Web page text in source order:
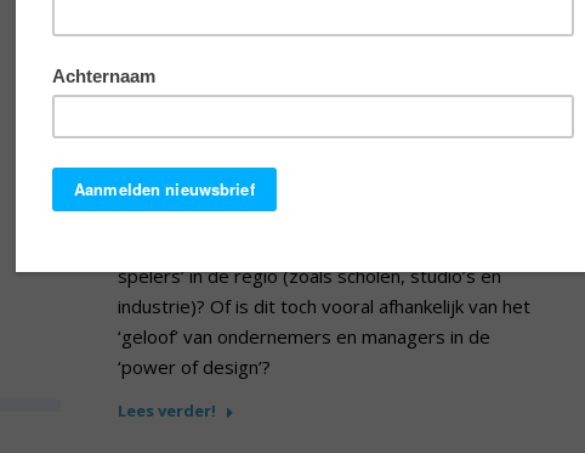
Naarmate er meer concurrenten op een markt
onderscheiden. Design is wel eens benoemd als
zijn waaronder het ‘design denken’ in een
onderneming tot bloei kan komen. Is dit afhankelijk
spelers’ in de regio (zoals scholen, studio’s en
industrie)? Of is dit toch vooral afhankelijk van het
‘geloof’ van ondernemers en managers in de
‘power of design’?
Lees verder!